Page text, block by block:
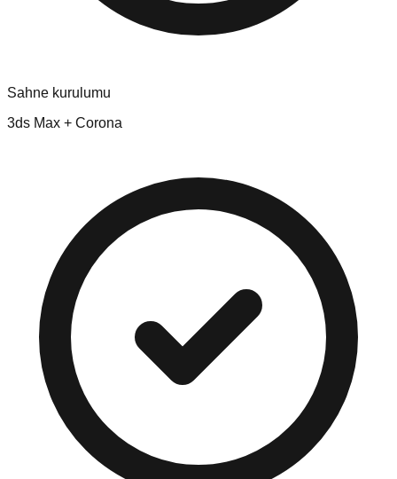
Sahne kurulumu
3ds Max + Corona